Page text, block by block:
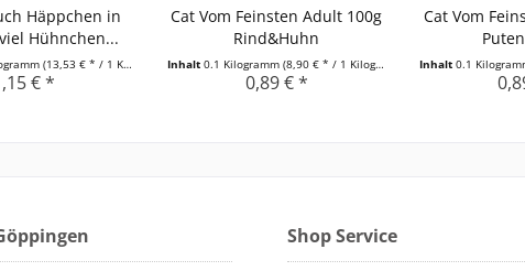
Häppchen in
Hühnchen...
(13,53 € * / 1 Kilogramm)
€ *
Cat Vom Feinsten Adult 100g
Rind&Huhn
Inhalt 0.1 Kilogramm (8,90 € * / 1 Kilogramm)
0,89 € *
Cat Vom
Inhalt 0.1
Shop Service